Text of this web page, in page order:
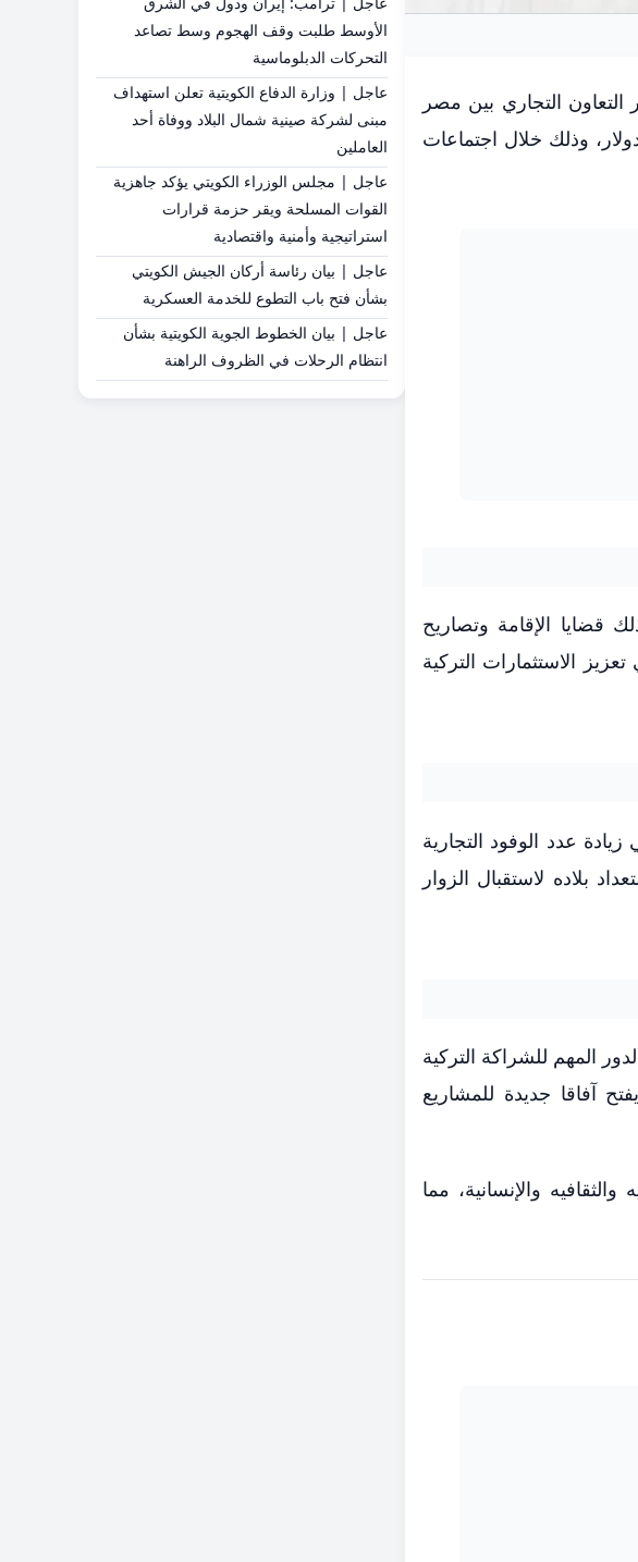
التجاري بين مصر
على ضرورة زيادة حجم التبادل التجاري بين البلدين إلى 15 مليار دولار، وذلك خلال اجتماعات
قضايا الإقامة وتصاريح
الاستثمارات التركية
عدد الوفود التجارية
بلاده لاستقبال الزوار
المهم للشراكة التركية
آفاقا جديدة للمشاريع
والإنسانية، مما
الأوسط طلبت وقف الهجوم وسط تصاعد
التحركات الدبلوماسية
عاجل | وزارة الدفاع الكويتية تعلن استهداف
مبنى لشركة صينية شمال البلاد ووفاة أحد
العاملين
عاجل | مجلس الوزراء الكويتي يؤكد جاهزية
القوات المسلحة ويقر حزمة قرارات
استراتيجية وأمنية واقتصادية
عاجل | بيان رئاسة أركان الجيش الكويتي
بشأن فتح باب التطوع للخدمة العسكرية
عاجل | بيان الخطوط الجوية الكويتية بشأن
انتظام الرحلات في الظروف الراهنة